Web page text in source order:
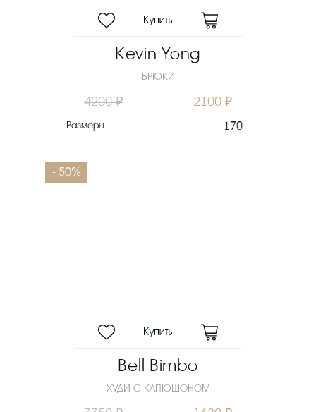
Kevin Yong
БРЮКИ
4200 ₽ 2100 ₽
Размеры 170
- 50%
Bell Bimbo
ХУДИ С КАПЮШОНОМ